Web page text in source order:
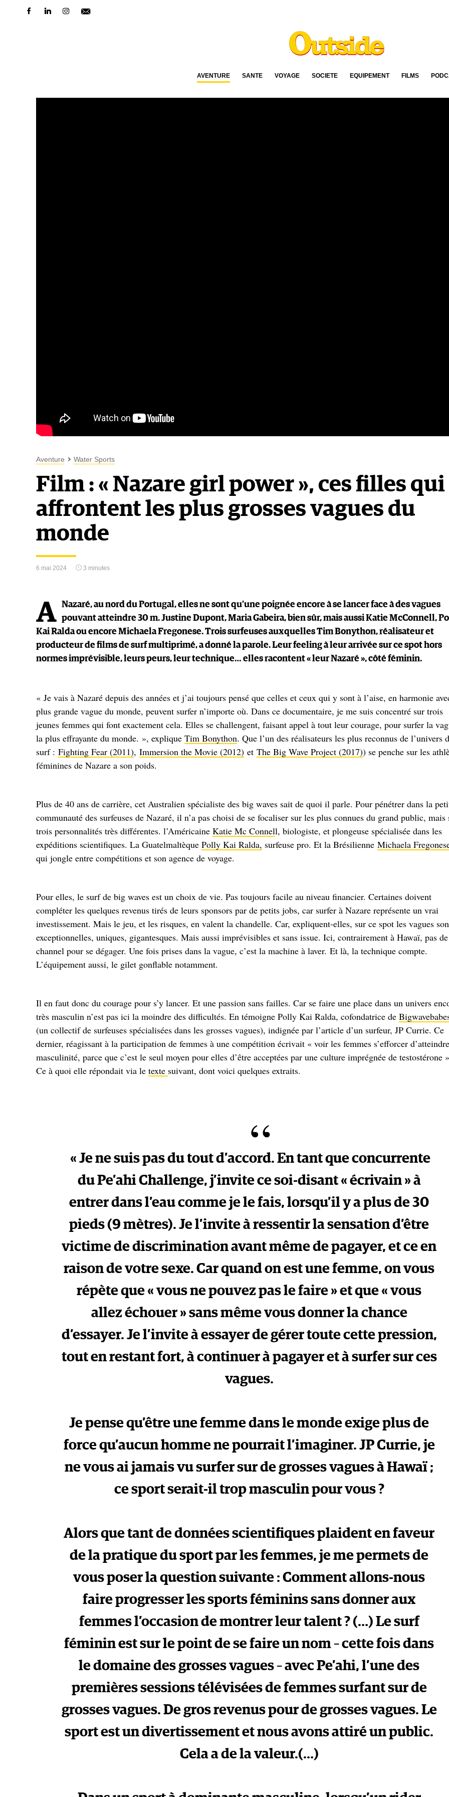
AVENTURE SANTÉ VOYAGE SOCIÉTÉ ÉQUIPEMENT FILMS
Aventure Water Sports
Film : « Nazare girl power », ces filles qui
affrontent les plus grosses vagues du
monde
6 mai 2024 3 minutes
A Nazaré, au nord du Portugal, elles ne sont qu’une poignée encore à se lancer face à des vagues
pouvant atteindre 30 m. Justine Dupont, Maria Gabeira, bien sûr, mais aussi Katie McConnell,
Kai Ralda ou encore Michaela Fregonese. Trois surfeuses auxquelles Tim Bonython, réalisateur et
producteur de films de surf multiprimé, a donné la parole. Leur feeling à leur arrivée sur ce spot hors
normes imprévisible, leurs peurs, leur technique… elles racontent « leur Nazaré », côté féminin.
« Je vais à Nazaré depuis des années et j’ai toujours pensé que celles et ceux qui y sont à l’aise, en harmonie
plus grande vague du monde, peuvent surfer n’importe où. Dans ce documentaire, je me suis concentré sur trois
jeunes femmes qui font exactement cela. Elles se challengent, faisant appel à tout leur courage, pour surfer la
la plus effrayante du monde. », explique Tim Bonython. Que l’un des réalisateurs les plus reconnus de l’univers
surf : Fighting Fear (2011), Immersion the Movie (2012) et The Big Wave Project (2017)) se penche sur les
féminines de Nazare a son poids.
Plus de 40 ans de carrière, cet Australien spécialiste des big waves sait de quoi il parle. Pour pénétrer dans la
communauté des surfeuses de Nazaré, il n’a pas choisi de se focaliser sur les plus connues du grand public, mais
trois personnalités très différentes. l’Américaine Katie Mc Connell, biologiste, et plongeuse spécialisée dans les
expéditions scientifiques. La Guatelmaltèque Polly Kai Ralda, surfeuse pro. Et la Brésilienne Michaela
qui jongle entre compétitions et son agence de voyage.
Pour elles, le surf de big waves est un choix de vie. Pas toujours facile au niveau financier. Certaines doivent
compléter les quelques revenus tirés de leurs sponsors par de petits jobs, car surfer à Nazare représente un vrai
investissement. Mais le jeu, et les risques, en valent la chandelle. Car, expliquent-elles, sur ce spot les vagues
exceptionnelles, uniques, gigantesques. Mais aussi imprévisibles et sans issue. Ici, contrairement à Hawaï, pas de
channel pour se dégager. Une fois prises dans la vague, c’est la machine à laver. Et là, la technique compte.
L’équipement aussi, le gilet gonflable notamment.
Il en faut donc du courage pour s’y lancer. Et une passion sans failles. Car se faire une place dans un univers
très masculin n’est pas ici la moindre des difficultés. En témoigne Polly Kai Ralda, cofondatrice de
(un collectif de surfeuses spécialisées dans les grosses vagues), indignée par l’article d’un surfeur, JP Currie. Ce
dernier, réagissant à la participation de femmes à une compétition écrivait « voir les femmes s’efforcer
masculinité, parce que c’est le seul moyen pour elles d’être acceptées par une culture imprégnée de testostérone
Ce à quoi elle répondait via le texte suivant, dont voici quelques extraits.
« Je ne suis pas du tout d’accord. En tant que concurrente
du Pe’ahi Challenge, j’invite ce soi-disant « écrivain » à
entrer dans l’eau comme je le fais, lorsqu’il y a plus de 30
pieds (9 mètres). Je l’invite à ressentir la sensation d’être
victime de discrimination avant même de pagayer, et ce en
raison de votre sexe. Car quand on est une femme, on vous
répète que « vous ne pouvez pas le faire » et que « vous
allez échouer » sans même vous donner la chance
d’essayer. Je l’invite à essayer de gérer toute cette pression,
tout en restant fort, à continuer à pagayer et à surfer sur ces
vagues.
Je pense qu’être une femme dans le monde exige plus de
force qu’aucun homme ne pourrait l’imaginer. JP Currie, je
ne vous ai jamais vu surfer sur de grosses vagues à Hawaï ;
ce sport serait-il trop masculin pour vous ?
Alors que tant de données scientifiques plaident en faveur
de la pratique du sport par les femmes, je me permets de
vous poser la question suivante : Comment allons-nous
faire progresser les sports féminins sans donner aux
femmes l’occasion de montrer leur talent ? (…) Le surf
féminin est sur le point de se faire un nom – cette fois dans
le domaine des grosses vagues – avec Pe’ahi, l’une des
premières sessions télévisées de femmes surfant sur de
grosses vagues. De gros revenus pour de grosses vagues. Le
sport est un divertissement et nous avons attiré un public.
Cela a de la valeur.(…)